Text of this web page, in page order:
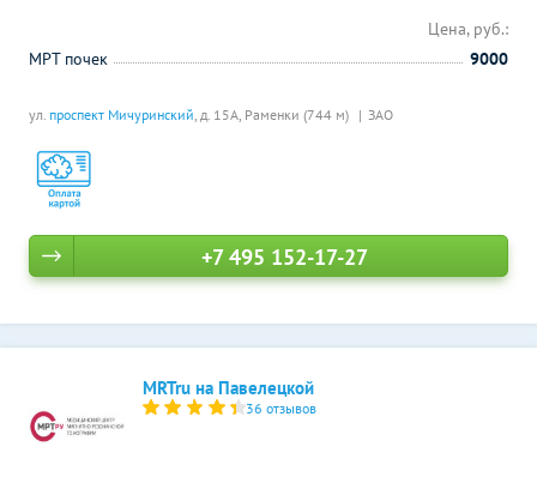
ул. проспект Мичуринский, д. 15А, Раменки (744 м) ЗАО
Цена, руб.:
МРТ почек
9000
+7 495 152-17-27
MRTru на Павелецкой
36 отзывов